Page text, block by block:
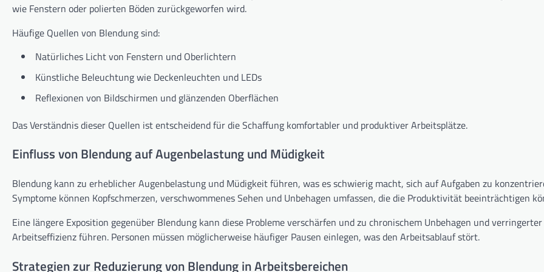
wie Fenstern oder polierten Böden zurückgeworfen wird.
Häufige Quellen von Blendung sind:
Natürliches Licht von Fenstern und Oberlichtern
Künstliche Beleuchtung wie Deckenleuchten und LEDs
Reflexionen von Bildschirmen und glänzenden Oberflächen
Das Verständnis dieser Quellen ist entscheidend für die Schaffung komfortabler und produktiver Arbeitsplätze.
Einfluss von Blendung auf Augenbelastung und Müdigkeit
Blendung kann zu erheblicher Augenbelastung und Müdigkeit führen, was es schwierig macht, sich auf Aufgaben zu
Symptome können Kopfschmerzen, verschwommenes Sehen und Unbehagen umfassen, die die Produktivität beeinträchtigen
Eine längere Exposition gegenüber Blendung kann diese Probleme verschärfen und zu chronischem Unbehagen und verringerter
Arbeitseffizienz führen. Personen müssen möglicherweise häufiger Pausen einlegen, was den Arbeitsablauf stört.
Strategien zur Reduzierung von Blendung in Arbeitsbereichen